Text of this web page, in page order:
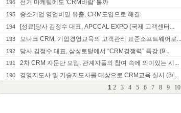
196
선거 마케팅에도 'CRM바람' 불까
195
중소기업 영업비밀 유출, CRM도입으로 해결
194
[성료]당사 김정수 대표, APCCAL EXPO (국제 고객센터...
193
모나크 CRM, 기업경영교육의 고객관리 표준소프트웨어로...
192
당사 김정수 대표, 삼성토탈에서 “CRM경쟁력” 특강 (9...
191
2차 CRM 자문단 모임, 관계자들의 참여 속에 의미있는 시...
190
경영지도사 및 기술지도사를 대상으로 CRM교육 실시 (8/...
1 2 3 4 5 6 7 8 9 10